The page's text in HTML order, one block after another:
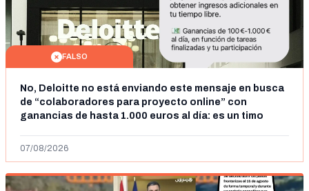
FALSO
No, Deloitte no está enviando este mensaje en busca
de “colaboradores para proyecto online” con
ganancias de hasta 1.000 euros al día: es un timo
07/08/2026